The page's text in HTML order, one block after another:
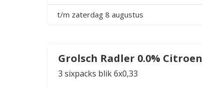
t/m zaterdag 8 augustus
Grolsch Radler 0.0% Citroen
3 sixpacks blik 6x0,33